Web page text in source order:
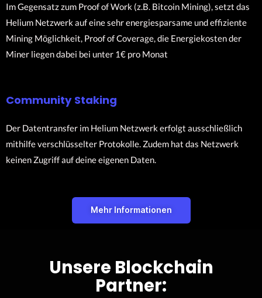
Im Gegensatz zum Proof of Work (z.B. Bitcoin Mining), setzt das
Helium Netzwerk auf eine sehr energiesparsame und effiziente
Mining Möglichkeit, Proof of Coverage, die Energiekosten der
Miner liegen dabei bei unter 1€ pro Monat
Community Staking
Der Datentransfer im Helium Netzwerk erfolgt ausschließlich
mithilfe verschlüsselter Protokolle. Zudem hat das Netzwerk
keinen Zugriff auf deine eigenen Daten.
Mehr Informationen
Unsere Blockchain
Partner: